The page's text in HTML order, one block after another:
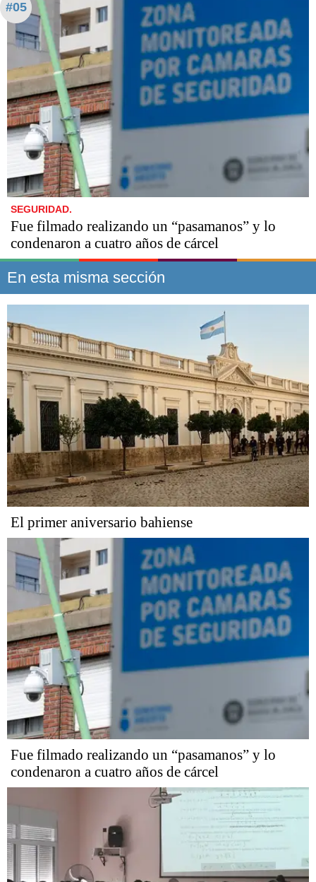
#05
SEGURIDAD.
Fue filmado realizando un “pasamanos” y lo
condenaron a cuatro años de cárcel
En esta misma sección
El primer aniversario bahiense
Fue filmado realizando un “pasamanos” y lo
condenaron a cuatro años de cárcel